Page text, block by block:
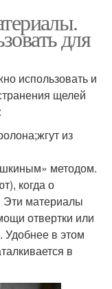
для
использовать и
щелей
из
методом.
когда о
Эти материалы
отвертки или
Удобнее в этом
в